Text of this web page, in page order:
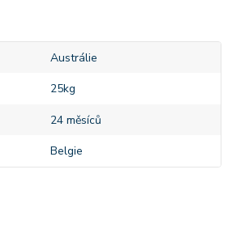
Austrálie
25kg
24 měsíců
Belgie